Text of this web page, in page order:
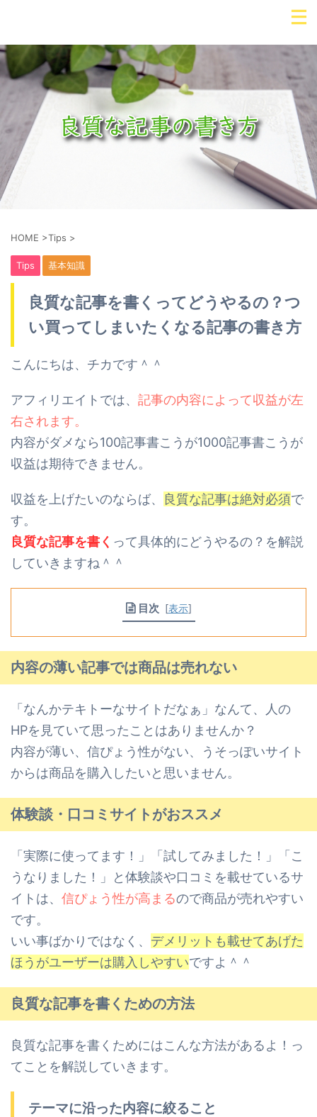
HOME >Tips >
Tips 基本知識
良質な記事を書くってどうやるの？つ
い買ってしまいたくなる記事の書き方
こんにちは、チカです＾＾
アフィリエイトでは、 記事の内容によって収益が左
右されます。
内容がダメなら100記事書こうが1000記事書こうが
収益は期待できません。
収益を上げたいのならば、 良質な記事は絶対必須で
す。
良質な記事を書く って具体的にどうやるの？を解説
していきますね＾＾
目次 [表示]
内容の薄い記事では商品は売れない
「なんかテキトーなサイトだなぁ」なんて、人の
HPを見ていて思ったことはありませんか？
内容が薄い、信ぴょう性がない、うそっぽいサイト
からは商品を購入したいと思いません。
体験談・口コミサイトがおススメ
「実際に使ってます！」「試してみました！」「こ
うなりました！」と体験談や口コミを載せているサ
イトは、 信ぴょう性が高まるので商品が売れやすい
です。
いい事ばかりではなく、 デメリットも載せてあげた
ほうがユーザーは購入しやすいですよ＾＾
良質な記事を書くための方法
良質な記事を書くためにはこんな方法があるよ！っ
てことを解説していきます。
テーマに沿った内容に絞ること